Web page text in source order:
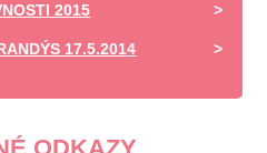
2015
17.5.2014